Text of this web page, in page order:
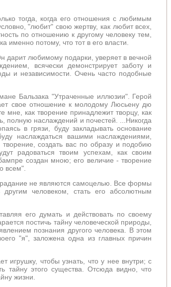
тогда, когда его отношения с любимым
"любит" свою жертву, как любит всех,
по отношению к другому человеку тем,
именно потому, что тот в его власти.
дарит любимому подарки, уверяет в вечной
всячески демонстрирует заботу и
и независимости. Очень часто подобные
Бальзака "Утраченные иллюзии". Герой
свое отношение к молодому Люсьену дю
как творение принадлежит творцу, как
полную наслаждений и почестей. ...Никогда
в грязи, буду закладывать основание
наслаждаться вашими наслаждениями,
создать вас по образу и подобию
радоваться твоим успехам, как своим
создан мною; его величие - творение
всем".
не являются самоцелью. Все формы
человеком, стать его абсолютным
его думать и действовать по своему
постичь тайну человеческой природы,
познания другого человека. В этом
"я", заложена одна из главных причин
игрушку, чтобы узнать, что у нее внутри; с
тайну этого существа. Отсюда видно, что
жизни.